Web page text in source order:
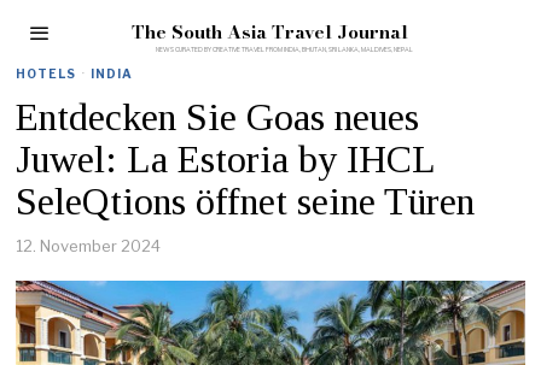
The South Asia Travel Journal
HOTELS · INDIA
Entdecken Sie Goas neues
Juwel: La Estoria by IHCL
SeleQtions öffnet seine Türen
12. November 2024